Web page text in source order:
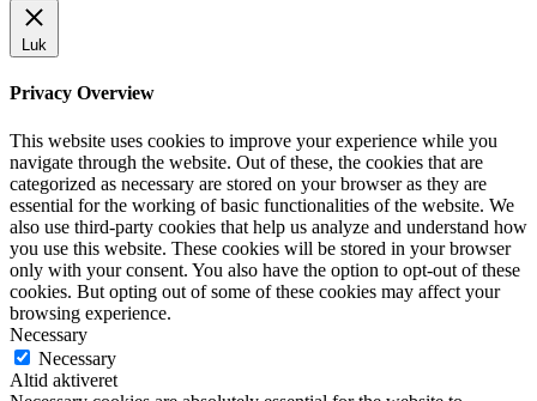
Luk
Privacy Overview
This website uses cookies to improve your experience while you
navigate through the website. Out of these, the cookies that are
categorized as necessary are stored on your browser as they are
essential for the working of basic functionalities of the website. We
also use third-party cookies that help us analyze and understand how
you use this website. These cookies will be stored in your browser
only with your consent. You also have the option to opt-out of these
cookies. But opting out of some of these cookies may affect your
browsing experience.
Necessary
Necessary
Altid aktiveret